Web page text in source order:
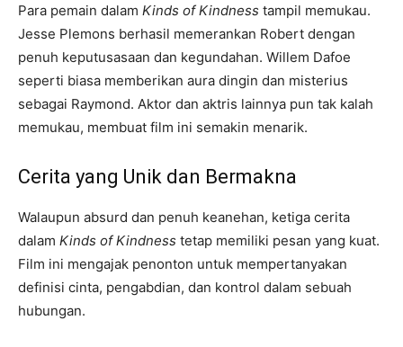
Para pemain dalam Kinds of Kindness tampil memukau.
Jesse Plemons berhasil memerankan Robert dengan
penuh keputusasaan dan kegundahan. Willem Dafoe
seperti biasa memberikan aura dingin dan misterius
sebagai Raymond. Aktor dan aktris lainnya pun tak kalah
memukau, membuat film ini semakin menarik.
Cerita yang Unik dan Bermakna
Walaupun absurd dan penuh keanehan, ketiga cerita
dalam Kinds of Kindness tetap memiliki pesan yang kuat.
Film ini mengajak penonton untuk mempertanyakan
definisi cinta, pengabdian, dan kontrol dalam sebuah
hubungan.